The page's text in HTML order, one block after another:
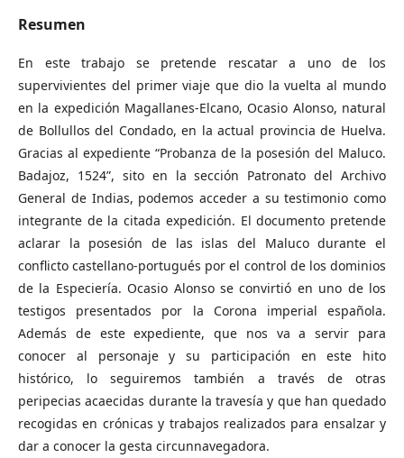
Resumen
En este trabajo se pretende rescatar a uno de los
supervivientes del primer viaje que dio la vuelta al mundo
en la expedición Magallanes-Elcano, Ocasio Alonso, natural
de Bollullos del Condado, en la actual provincia de Huelva.
Gracias al expediente “Probanza de la posesión del Maluco.
Badajoz, 1524”, sito en la sección Patronato del Archivo
General de Indias, podemos acceder a su testimonio como
integrante de la citada expedición. El documento pretende
aclarar la posesión de las islas del Maluco durante el
conflicto castellano-portugués por el control de los dominios
de la Especiería. Ocasio Alonso se convirtió en uno de los
testigos presentados por la Corona imperial española.
Además de este expediente, que nos va a servir para
conocer al personaje y su participación en este hito
histórico, lo seguiremos también a través de otras
peripecias acaecidas durante la travesía y que han quedado
recogidas en crónicas y trabajos realizados para ensalzar y
dar a conocer la gesta circunnavegadora.